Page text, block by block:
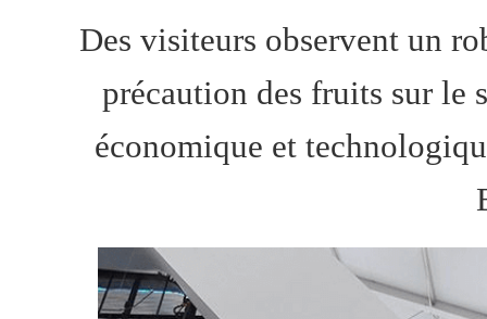
Des visiteurs observent un
précaution des fruits sur le
économique et